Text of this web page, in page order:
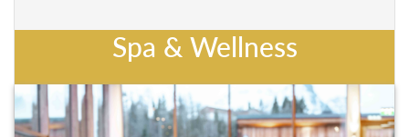
Spa & Wellness